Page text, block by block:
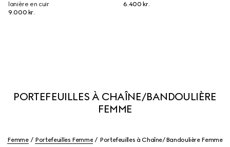
lanière en cuir
9.000 kr.
6.400 kr.
PORTEFEUILLES À CHAÎNE/BANDOULIÈRE
FEMME
Femme Portefeuilles Femme Portefeuilles à Chaîne/Bandoulière Femme